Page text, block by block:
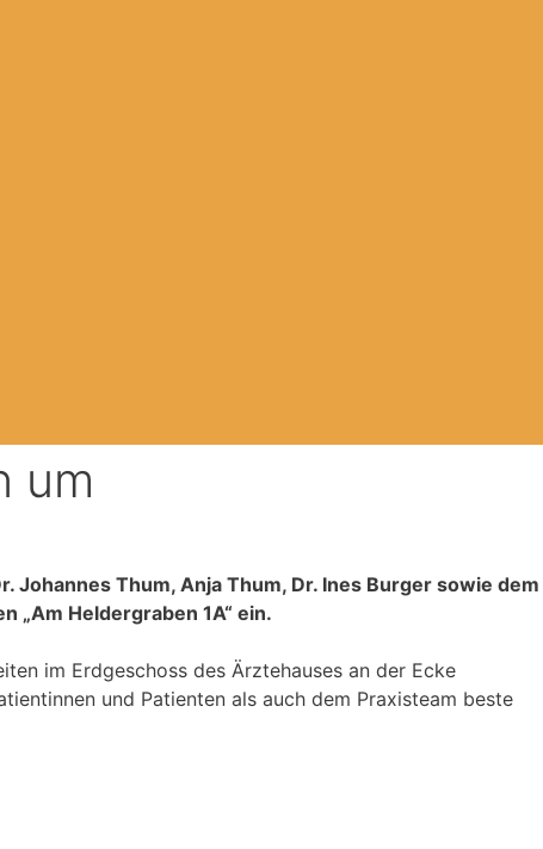
um
Thum, Anja Thum, Dr. Ines Burger sowie dem
„Am Heldergraben 1A“ ein.
im Erdgeschoss des Ärztehauses an der Ecke
und Patienten als auch dem Praxisteam beste